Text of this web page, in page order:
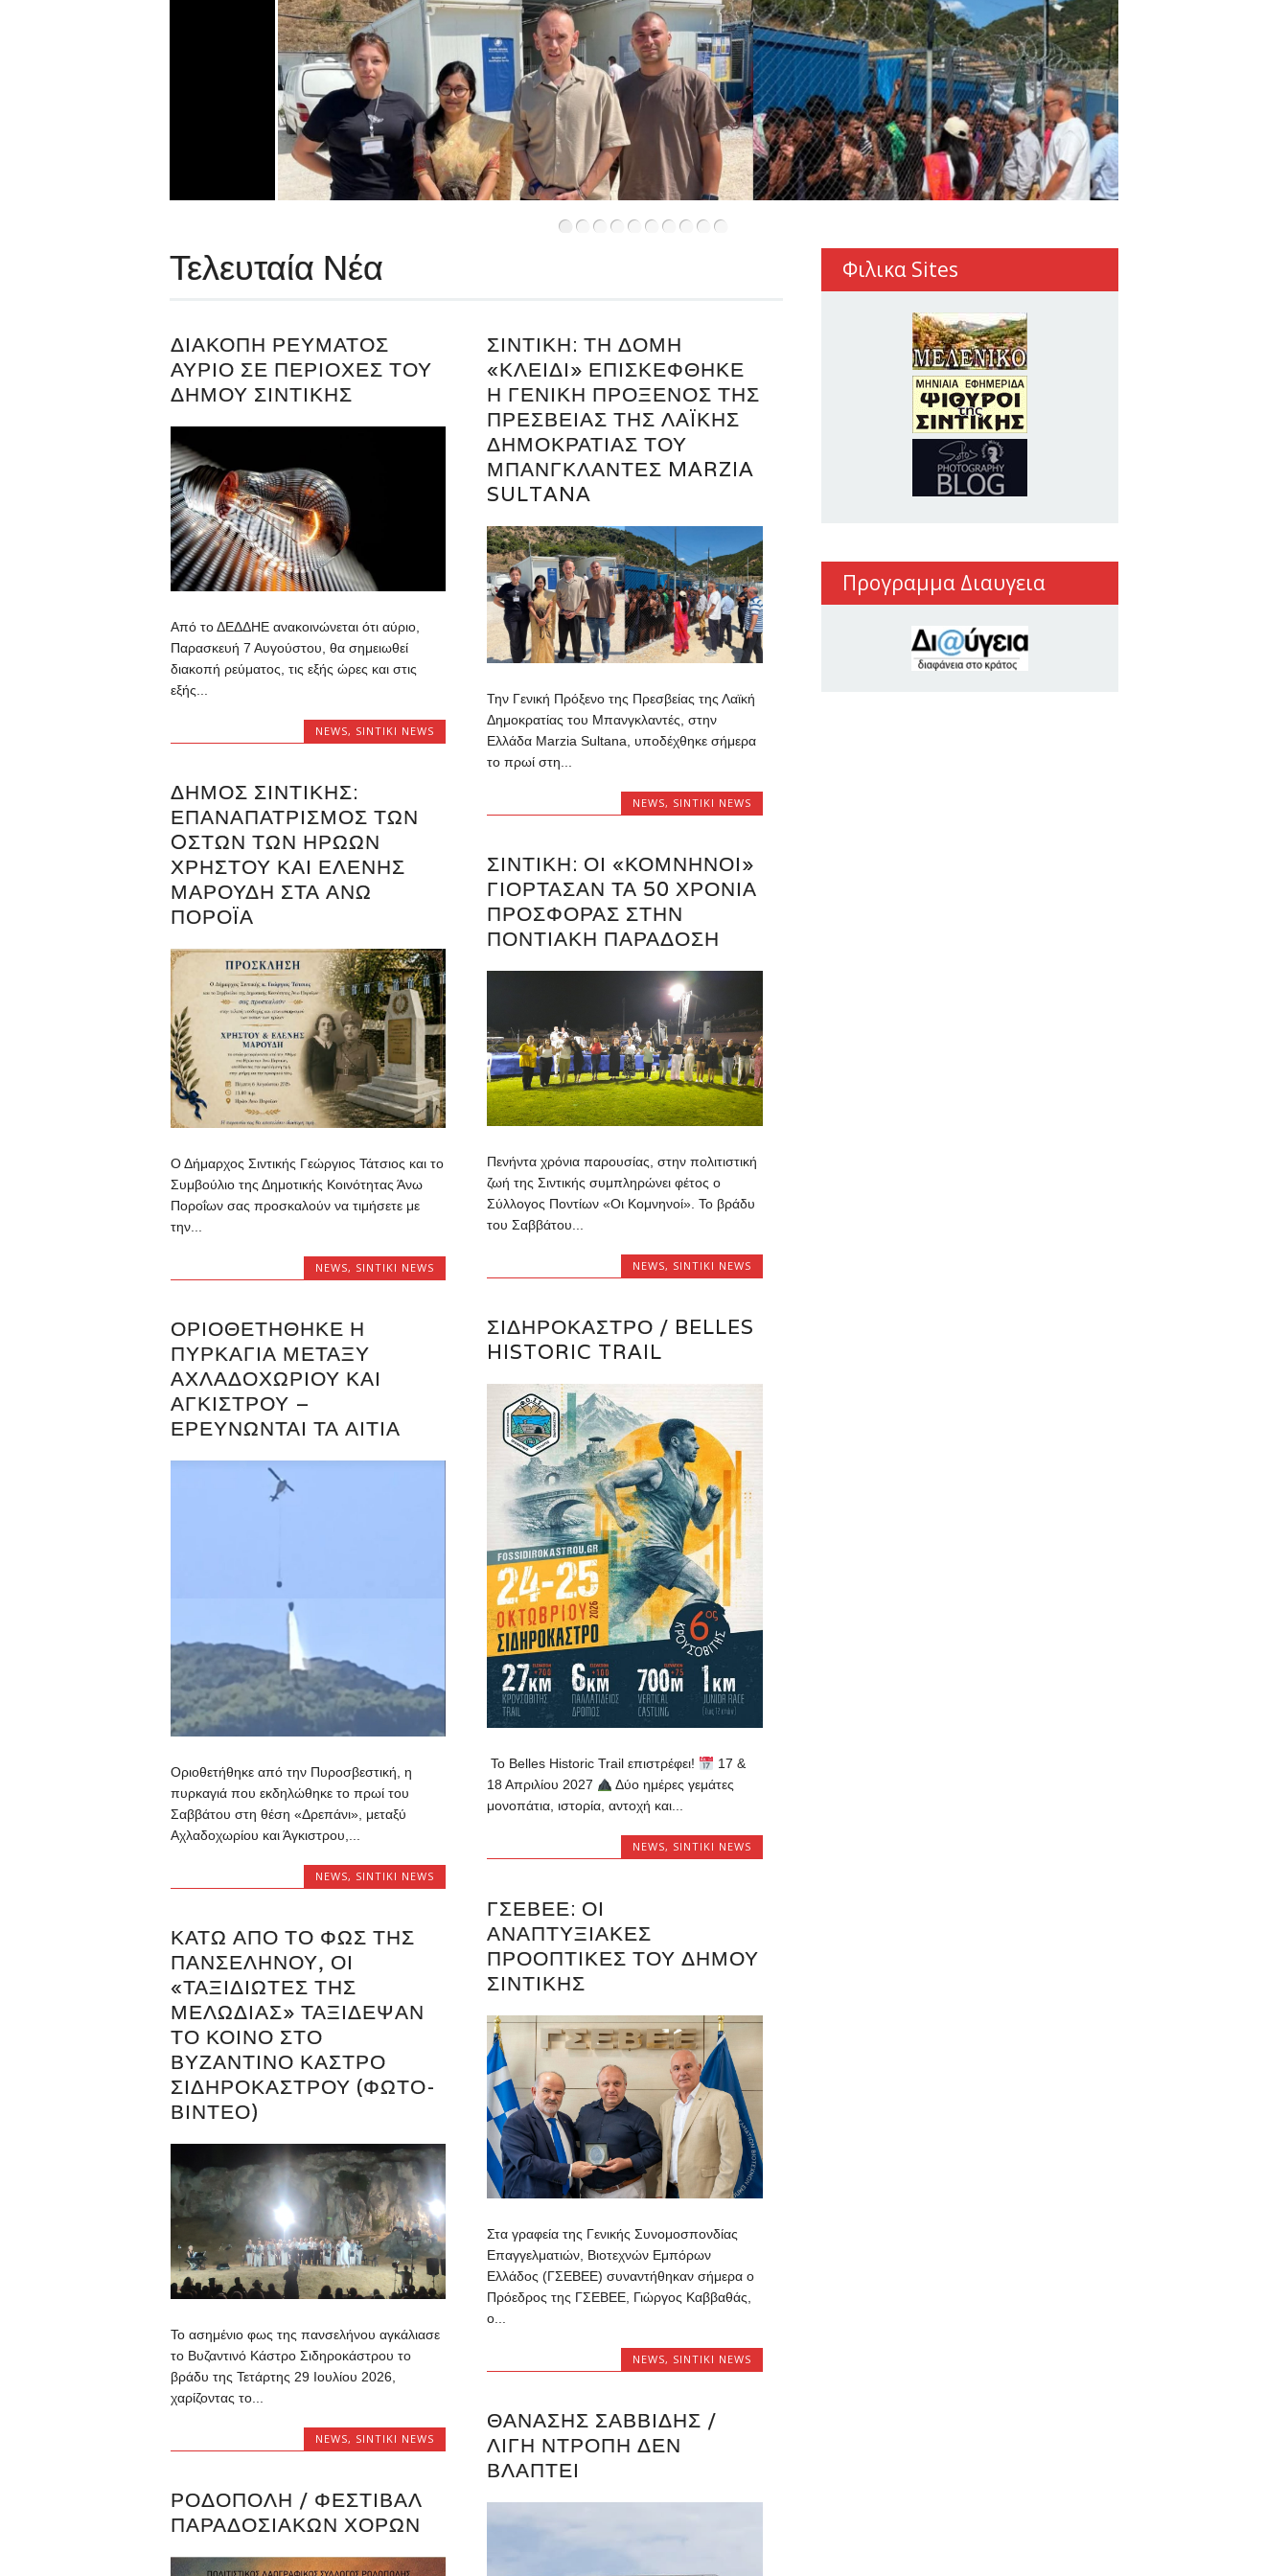
••••••••••
Τελευταία Νέα
ΔΙΑΚΟΠΉ ΡΕΎΜΑΤΟΣ
ΑΎΡΙΟ ΣΕ ΠΕΡΙΟΧΈΣ ΤΟΥ
ΔΉΜΟΥ ΣΙΝΤΙΚΉΣ
Από το ΔΕΔΔΗΕ ανακοινώνεται ότι αύριο,
Παρασκευή 7 Αυγούστου, θα σημειωθεί
διακοπή ρεύματος, τις εξής ώρες και στις
εξής...
NEWS, SINTIKI NEWS
ΣΙΝΤΙΚΉ: ΤΗ ΔΟΜΉ
«ΚΛΕΙΔΊ» ΕΠΙΣΚΈΦΘΗΚΕ
Η ΓΕΝΙΚΉ ΠΡΌΞΕΝΟΣ ΤΗΣ
ΠΡΕΣΒΕΊΑΣ ΤΗΣ ΛΑΪΚΉΣ
ΔΗΜΟΚΡΑΤΊΑΣ ΤΟΥ
ΜΠΑΝΓΚΛΑΝΤΈΣ MARZIA
SULTANA
Την Γενική Πρόξενο της Πρεσβείας της Λαϊκή
Δημοκρατίας του Μπανγκλαντές, στην
Ελλάδα Marzia Sultana, υποδέχθηκε σήμερα
το πρωί στη...
NEWS, SINTIKI NEWS
ΔΉΜΟΣ ΣΙΝΤΙΚΉΣ:
ΕΠΑΝΑΠΑΤΡΙΣΜΌΣ ΤΩΝ
OΣΤΏΝ ΤΩΝ ΗΡΏΩΝ
ΧΡΉΣΤΟΥ ΚΑΙ ΕΛΈΝΗΣ
ΜΑΡΟΎΔΗ ΣΤΑ ΑΝΩ
ΠΟΡΌΪΑ
Ο Δήμαρχος Σιντικής Γεώργιος Τάτσιος και το
Συμβούλιο της Δημοτικής Κοινότητας Άνω
Ποροΐων σας προσκαλούν να τιμήσετε με
την...
NEWS, SINTIKI NEWS
ΣΙΝΤΙΚΉ: ΟΙ «ΚΟΜΝΗΝΟΊ»
ΓΙΌΡΤΑΣΑΝ ΤΑ 50 ΧΡΌΝΙΑ
ΠΡΟΣΦΟΡΆΣ ΣΤΗΝ
ΠΟΝΤΙΑΚΉ ΠΑΡΆΔΟΣΗ
Πενήντα χρόνια παρουσίας, στην πολιτιστική
ζωή της Σιντικής συμπληρώνει φέτος ο
Σύλλογος Ποντίων «Οι Κομνηνοί». Το βράδυ
του Σαββάτου...
NEWS, SINTIKI NEWS
ΣΙΔΗΡΌΚΑΣΤΡΟ / BELLES
HISTORIC TRAIL
Το Belles Historic Trail επιστρέφει!
17 &
18 Απριλίου 2027
Δύο ημέρες γεμάτες
μονοπάτια, ιστορία, αντοχή και...
NEWS, SINTIKI NEWS
ΟΡΙΟΘΕΤΉΘΗΚΕ Η
ΠΥΡΚΑΓΙΆ ΜΕΤΑΞΎ
ΑΧΛΑΔΟΧΩΡΊΟΥ ΚΑΙ
ΆΓΚΙΣΤΡΟΥ –
ΕΡΕΥΝΏΝΤΑΙ ΤΑ ΑΊΤΙΑ
Οριοθετήθηκε από την Πυροσβεστική, η
πυρκαγιά που εκδηλώθηκε το πρωί του
Σαββάτου στη θέση «Δρεπάνι», μεταξύ
Αχλαδοχωρίου και Άγκιστρου,...
NEWS, SINTIKI NEWS
ΓΣΕΒΕΕ: ΟΙ
ΑΝΑΠΤΥΞΙΑΚΈΣ
ΠΡΟΟΠΤΙΚΈΣ ΤΟΥ ΔΉΜΟΥ
ΣΙΝΤΙΚΉΣ
Στα γραφεία της Γενικής Συνομοσπονδίας
Επαγγελματιών, Βιοτεχνών Εμπόρων
Ελλάδος (ΓΣΕΒΕΕ) συναντήθηκαν σήμερα ο
Πρόεδρος της ΓΣΕΒΕΕ, Γιώργος Καββαθάς,
ο...
NEWS, SINTIKI NEWS
ΚΆΤΩ ΑΠΌ ΤΟ ΦΩΣ ΤΗΣ
ΠΑΝΣΕΛΉΝΟΥ, ΟΙ
«ΤΑΞΙΔΙΏΤΕΣ ΤΗΣ
ΜΕΛΩΔΊΑΣ» ΤΑΞΊΔΕΨΑΝ
ΤΟ ΚΟΙΝΌ ΣΤΟ
ΒΥΖΑΝΤΙΝΌ ΚΆΣΤΡΟ
ΣΙΔΗΡΟΚΆΣΤΡΟΥ (ΦΩΤΟ-
ΒΙΝΤΕΟ)
Το ασημένιο φως της πανσελήνου αγκάλιασε
το Βυζαντινό Κάστρο Σιδηροκάστρου το
βράδυ της Τετάρτης 29 Ιουλίου 2026,
χαρίζοντας το...
NEWS, SINTIKI NEWS
ΘΑΝΆΣΗΣ ΣΑΒΒΊΔΗΣ /
ΛΊΓΗ ΝΤΡΟΠΉ ΔΕΝ
ΒΛΆΠΤΕΙ
ΡΟΔΌΠΟΛΗ / ΦΕΣΤΙΒΆΛ
ΠΑΡΑΔΟΣΙΑΚΏΝ ΧΟΡΏΝ
Φιλικα Sites
Προγραμμα Διαυγεια